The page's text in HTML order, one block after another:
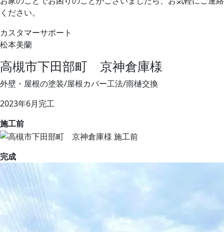
ください。
カスタマーサポート
松本美蘭
高槻市下田部町 京神倉庫様
外壁・屋根の塗装/屋根カバー工法/雨樋交換
2023年6月完工
施工前
完成